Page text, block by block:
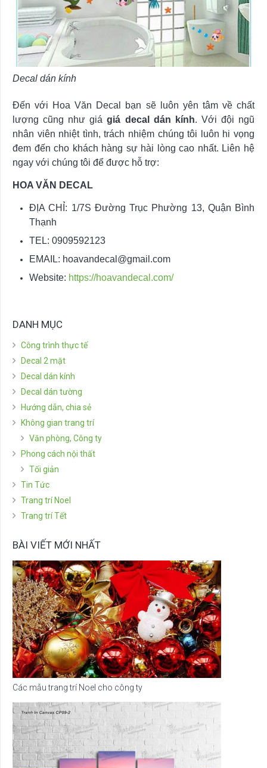
Decal dán kính
Đến với Hoa Văn Decal bạn sẽ luôn yên tâm về chất
lượng cũng như giágiá decal dán kính. Với đội ngũ
nhân viên nhiệt tình, trách nhiệm chúng tôi luôn hi vọng
đem đến cho khách hàng sự hài lòng cao nhất. Liên hệ
ngay với chúng tôi để được hỗ trợ:
HOA VĂN DECAL
ĐỊA CHỈ: 1/7S Đường Trục Phường 13, Quận Bình
Thạnh
TEL: 0909592123
EMAIL: hoavandecal@gmail.com
Website: https://hoavandecal.com/
DANH MỤC
Công trình thực tế
Decal 2 mặt
Decal dán kính
Decal dán tường
Hướng dẫn, chia sẻ
Không gian trang trí
Văn phòng, Công ty
Phong cách nội thất
Tối giản
Tin Tức
Trang trí Noel
Trang trí Tết
BÀI VIẾT MỚI NHẤT
Các mẫu trang trí Noel cho công ty